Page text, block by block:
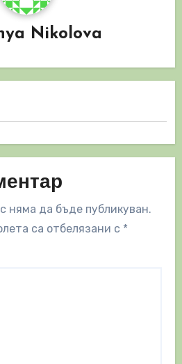
Nikolova
няма да бъде публикуван.
са отбелязани с *